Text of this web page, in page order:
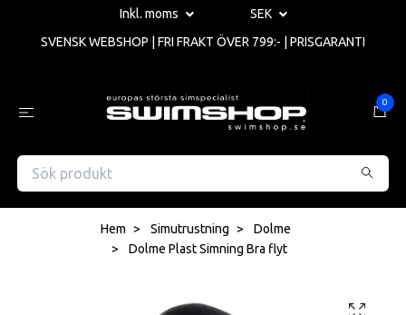
Inkl. moms
SEK
SVENSK WEBSHOP | FRI FRAKT ÖVER 799:- | PRISGARANTI
0
Hem Simutrustning
Dolme
Dolme Plast Simning Bra flyt